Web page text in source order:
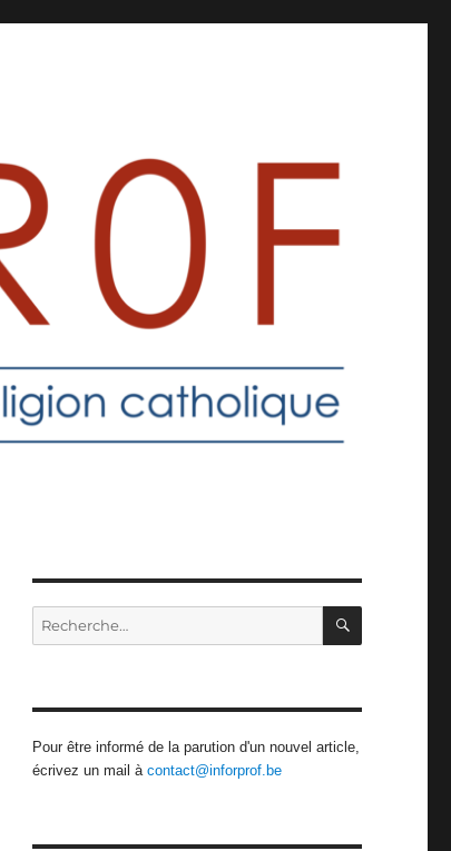
Recherche
pour
Pour être informé de la parution d'un nouvel article,
écrivez un mail à contact@inforprof.be